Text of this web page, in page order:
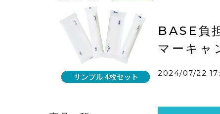
BASE負
マーキャ
2024/07/22